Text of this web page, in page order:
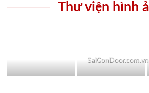
Thư viện hình
SaiGonDoor.com.vn